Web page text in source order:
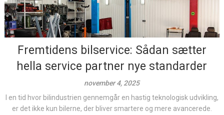
Fremtidens bilservice: Sådan sætter
hella service partner nye standarder
november 4, 2025
I en tid hvor bilindustrien gennemgår en hastig teknologisk udvikling,
er det ikke kun bilerne, der bliver smartere og mere avancerede.